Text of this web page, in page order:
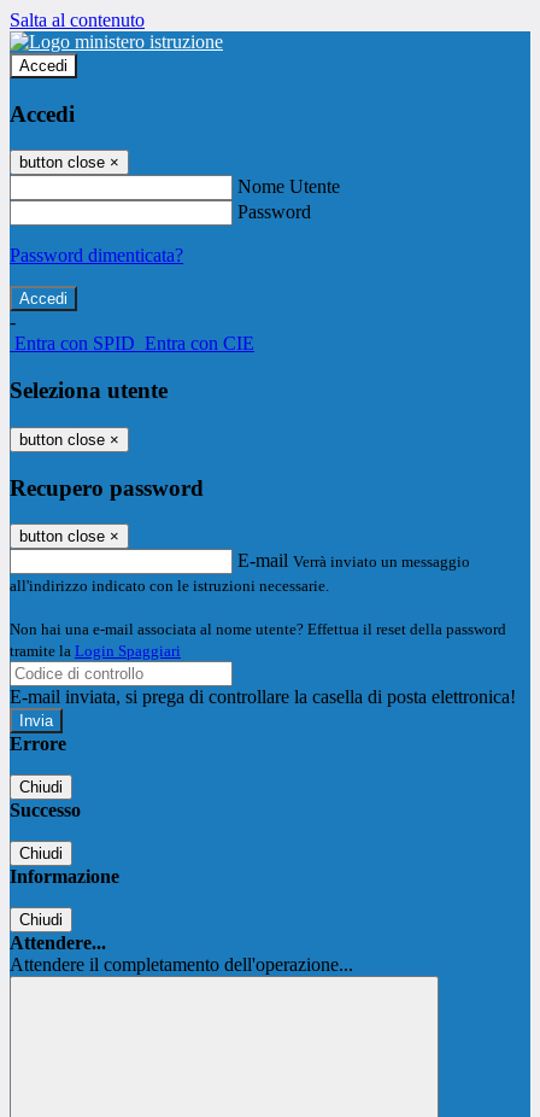
Salta al contenuto
Accedi
Accedi
button close ×
Nome Utente
Password
Password dimenticata?
-
Entra con SPID Entra con CIE
Seleziona utente
button close ×
Recupero password
button close ×
E-mail Verrà inviato un messaggio
all'indirizzo indicato con le istruzioni necessarie.
Non hai una e-mail associata al nome utente? Effettua il reset della password
tramite la Login Spaggiari
E-mail inviata, si prega di controllare la casella di posta elettronica!
Errore
Chiudi
Successo
Chiudi
Informazione
Chiudi
Attendere...
Attendere il completamento dell'operazione...